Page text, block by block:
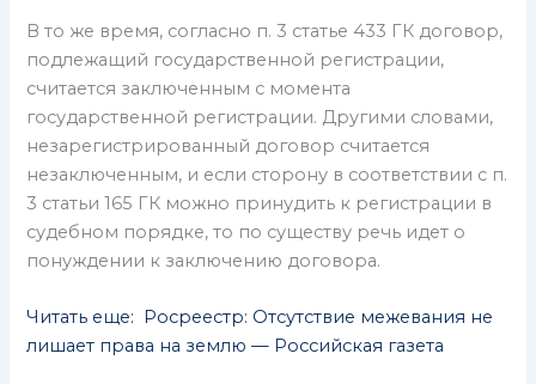
В то же время, согласно п. 3 статье 433 ГК договор,
подлежащий государственной регистрации,
считается заключенным с момента
государственной регистрации. Другими словами,
незарегистрированный договор считается
незаключенным, и если сторону в соответствии с п.
3 статьи 165 ГК можно принудить к регистрации в
судебном порядке, то по существу речь идет о
понуждении к заключению договора.
Читать еще: Росреестр: Отсутствие межевания не
лишает права на землю — Российская газета